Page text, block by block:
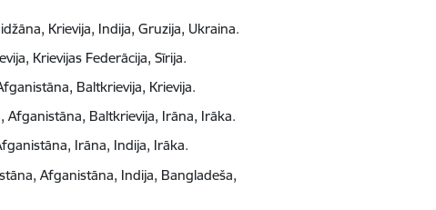
Krievija, Indija, Gruzija, Ukraina.
Krievijas Federācija, Sīrija.
Baltkrievija, Krievija.
Afganistāna, Baltkrievija, Irāna, Irāka.
Irāna, Indija, Irāka.
Afganistāna, Indija, Bangladeša,